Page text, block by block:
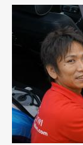
2021年
2021年8
2021年7
2021年4
2021年3
2021年1